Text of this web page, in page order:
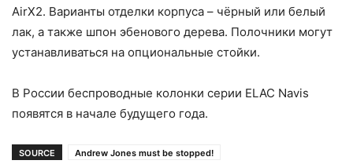
AirX2. Варианты отделки корпуса – чёрный или белый
лак, а также шпон эбенового дерева. Полочники могут
устанавливаться на опциональные стойки.
В России беспроводные колонки серии ELAC Navis
появятся в начале будущего года.
SOURCE
Andrew Jones must be stopped!